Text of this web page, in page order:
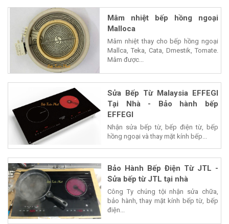
Mâm nhiệt bếp hồng ngoại
Malloca
Mâm nhiệt thay cho bếp hồng ngoại
Mallca, Teka, Cata, Dmestik, Tomate.
Mâm được...
Sửa Bếp Từ Malaysia EFFEGI
Tại Nhà - Bảo hành bếp
EFFEGI
Nhận sửa bếp từ, bếp điện từ, bếp
hồng ngoại và thay mặt kính bếp...
Bảo Hành Bếp Điện Từ JTL -
Sửa bếp từ JTL tại nhà
Công Ty chúng tội nhận sửa chữa,
bảo hành, thay mặt kính bếp từ, bếp
điện...